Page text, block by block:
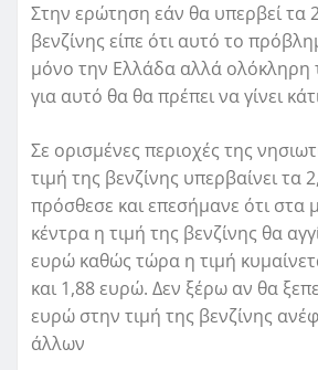
Στην ερώτηση εάν θα υπερβεί τα
βενζίνης είπε ότι αυτό το
μόνο την Ελλάδα αλλά ολόκληρη
για αυτό θα θα πρέπει να γίνει
Σε ορισμένες περιοχές της
τιμή της βενζίνης υπερβαίνει τα
πρόσθεσε και επεσήμανε ότι στα
κέντρα η τιμή της βενζίνης θα
ευρώ καθώς τώρα η τιμή
και 1,88 ευρώ. Δεν ξέρω αν θα
ευρώ στην τιμή της βενζίνης
άλλων